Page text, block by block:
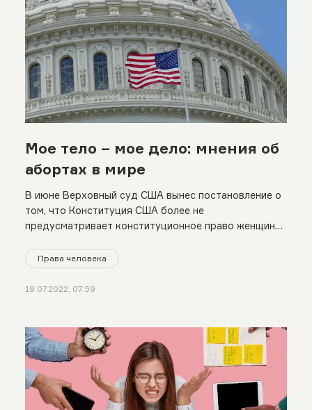
Мое тело – мое дело: мнения об
абортах в мире
В июне Верховный суд США вынес постановление о
том, что Конституция США более не
предусматривает конституционное право женщин
передал тем самым каждому штату автономность в
этом вопросе
Права человека
19.07.2022, 07:59